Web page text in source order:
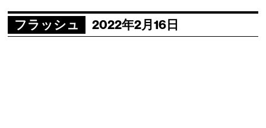
フラッシュ 2022年2月16日